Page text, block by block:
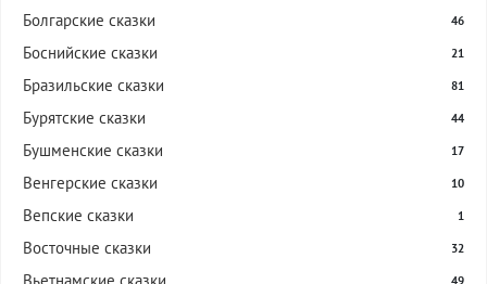
Болгарские сказки 46
Боснийские сказки 21
Бразильские сказки 81
Бурятские сказки 44
Бушменские сказки 17
Венгерские сказки 10
Вепские сказки 1
Восточные сказки 32
49